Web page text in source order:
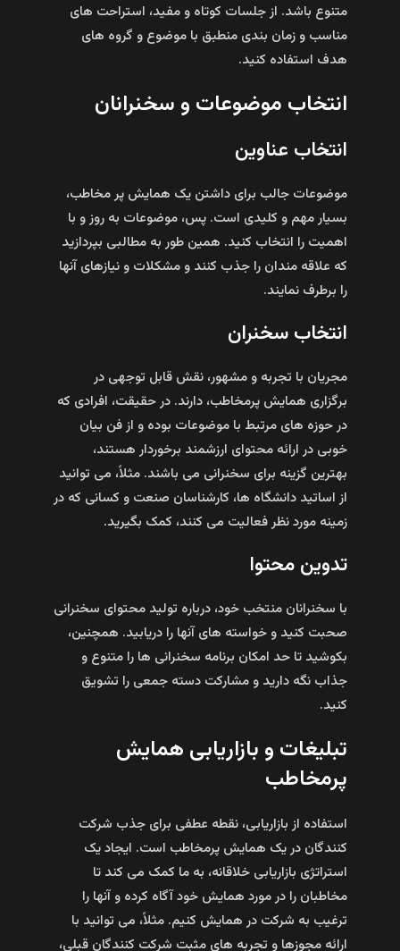
متنوع باشد. از جلسات کوتاه و مفید، استراحت‌ های
مناسب و زمان‌ بندی منطبق با موضوع و گروه‌ های
هدف استفاده کنید.
انتخاب موضوعات و سخنرانان
انتخاب عناوین
موضوعات جالب برای داشتن یک همایش پر مخاطب،
بسیار مهم و کلیدی است. پس، موضوعات به‌ روز و با
اهمیت را انتخاب کنید. همین طور به مطالبی بپردازید
که علاقه‌ مندان را جذب کنند و مشکلات و نیازهای آنها
را برطرف نمایند.
انتخاب سخنران
مجریان با تجربه و مشهور، نقش قابل توجهی در
برگزاری همایش پرمخاطب، دارند. در حقیقت، افرادی که
در حوزه‌ های مرتبط با موضوعات بوده و از فن بیان
خوبی در ارائه محتوای ارزشمند برخوردار هستند،
بهترین گزینه برای سخنرانی می‌ باشند. مثلاً، می‌ توانید
از اساتید دانشگاه‌ ها، کارشناسان صنعت و کسانی که در
زمینه مورد نظر فعالیت می‌ کنند، کمک بگیرید.
تدوین محتوا
با سخنرانان منتخب خود، درباره تولید محتوای سخنرانی
صحبت کنید و خواسته‌ های آنها را دریابید. همچنین،
بکوشید تا حد امکان برنامه سخنرانی‌ ها را متنوع و
جذاب نگه دارید و مشارکت دسته جمعی را تشویق
کنید.
تبلیغات و بازاریابی همایش
پرمخاطب
استفاده از بازاریابی، نقطه عطفی برای جذب شرکت‌
کنندگان در یک همایش پرمخاطب است. ایجاد یک
استراتژی بازاریابی خلاقانه، به ما کمک می‌ کند تا
مخاطبان را در مورد همایش خود آگاه کرده و آنها را
ترغیب به شرکت در همایش کنیم. مثلاً، می‌ توانید با
ارائه مجوزها و تجربه‌ های مثبت شرکت‌ کنندگان قبلی،